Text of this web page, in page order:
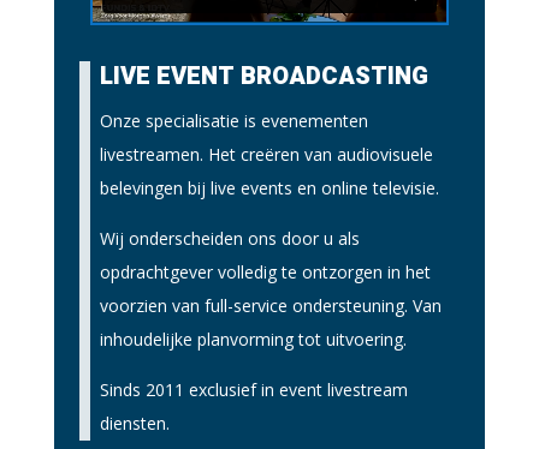
LIVE EVENT BROADCASTING
Onze specialisatie is evenementen
livestreamen. Het creëren van audiovisuele
belevingen bij live events en online televisie.
Wij onderscheiden ons door u als
opdrachtgever volledig te ontzorgen in het
voorzien van full-service ondersteuning. Van
inhoudelijke planvorming tot uitvoering.
Sinds 2011 exclusief in event livestream
diensten.